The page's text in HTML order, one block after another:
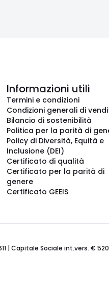
Informazioni utili
Termini e condizioni
Condizioni generali di
Bilancio di sostenibilità
Politica per la parità di
Policy di Diversità, Equità e
Inclusione (DEI)
Certificato di qualità
Certificato per la parità di
genere
Certificato GEEIS
Capitale Sociale int.vers. €